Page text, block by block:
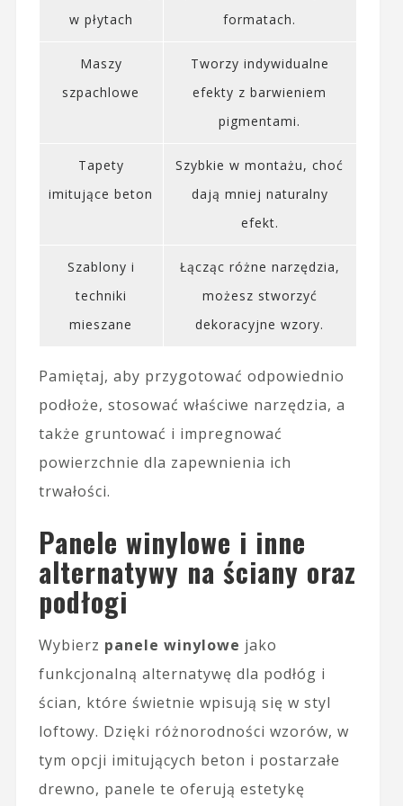
w płytach
formatach.
Maszy
szpachlowe
Tworzy indywidualne
efekty z barwieniem
pigmentami.
Tapety
imitujące beton
Szybkie w montażu, choć
dają mniej naturalny
efekt.
Szablony i
techniki
mieszane
Łącząc różne narzędzia,
możesz stworzyć
dekoracyjne wzory.
Pamiętaj, aby przygotować odpowiednio
podłoże, stosować właściwe narzędzia, a
także gruntować i impregnować
powierzchnie dla zapewnienia ich
trwałości.
Panele winylowe i inne
alternatywy na ściany oraz
podłogi
Wybierz panele winylowe jako
funkcjonalną alternatywę dla podłóg i
ścian, które świetnie wpisują się w styl
loftowy. Dzięki różnorodności wzorów, w
tym opcji imitujących beton i postarzałe
drewno, panele te oferują estetykę